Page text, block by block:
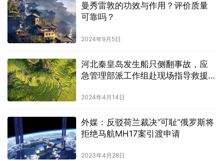
曼秀雷敦的功效与作用？评价质量
可靠吗？
2024年9月5日
河北秦皇岛发生船只侧翻事故，应
急管理部派工作组赴现场指导救援
2024年4月14日
外媒：反驳荷兰裁决“可耻”俄罗斯将
拒绝马航MH17案引渡申请
2023年4月28日